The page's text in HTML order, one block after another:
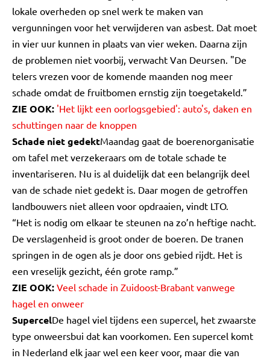
lokale overheden op snel werk te maken van
vergunningen voor het verwijderen van asbest. Dat moet
in vier uur kunnen in plaats van vier weken. Daarna zijn
de problemen niet voorbij, verwacht Van Deursen. "De
telers vrezen voor de komende maanden nog meer
schade omdat de fruitbomen ernstig zijn toegetakeld.”
ZIE OOK: 'Het lijkt een oorlogsgebied': auto's, daken en
schuttingen naar de knoppen
Schade niet gedektMaandag gaat de boerenorganisatie
om tafel met verzekeraars om de totale schade te
inventariseren. Nu is al duidelijk dat een belangrijk deel
van de schade niet gedekt is. Daar mogen de getroffen
landbouwers niet alleen voor opdraaien, vindt LTO.
“Het is nodig om elkaar te steunen na zo’n heftige nacht.
De verslagenheid is groot onder de boeren. De tranen
springen in de ogen als je door ons gebied rijdt. Het is
een vreselijk gezicht, één grote ramp.”
ZIE OOK: Veel schade in Zuidoost-Brabant vanwege
hagel en onweer
SupercelDe hagel viel tijdens een supercel, het zwaarste
type onweersbui dat kan voorkomen. Een supercel komt
in Nederland elk jaar wel een keer voor, maar die van